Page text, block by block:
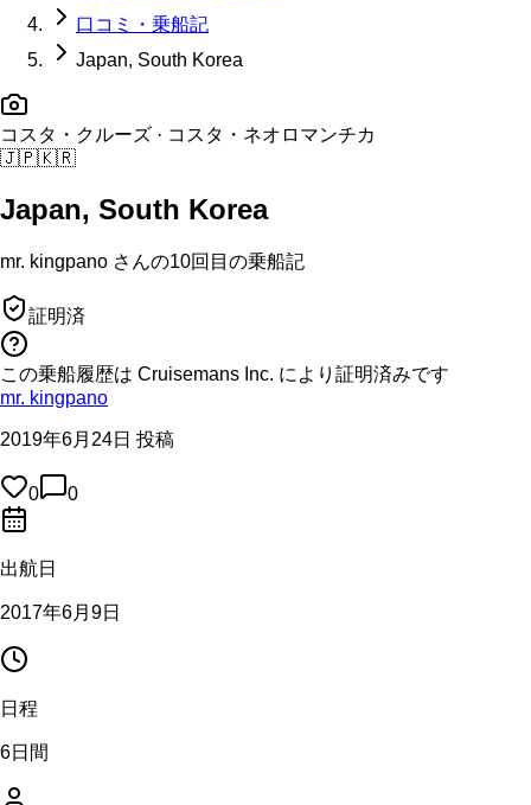
口コミ・乗船記
Japan, South Korea
コスタ・クルーズ · コスタ・ネオロマンチカ
🇯🇵🇰🇷
Japan, South Korea
mr. kingpano さんの10回目の乗船記
証明済
この乗船履歴は Cruisemans Inc. により証明済みです
mr. kingpano
2019年6月24日 投稿
0 0
出航日
2017年6月9日
日程
6日間